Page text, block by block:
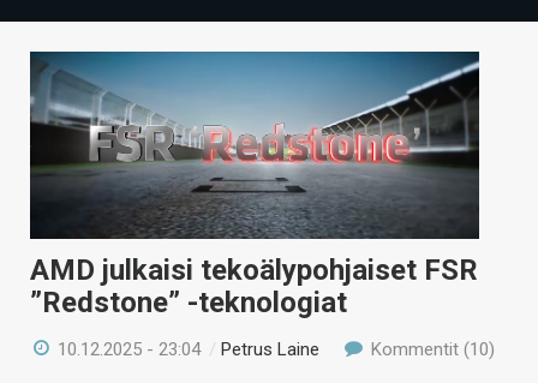
TECHBBS
TIETOA
HINTA.FI
KAUPPA
VAIHDA TEEMA
HAKU
AMD julkaisi tekoälypohjaiset FSR
”Redstone” -teknologiat
10.12.2025 - 23:04 /Petrus Laine Kommentit (10)